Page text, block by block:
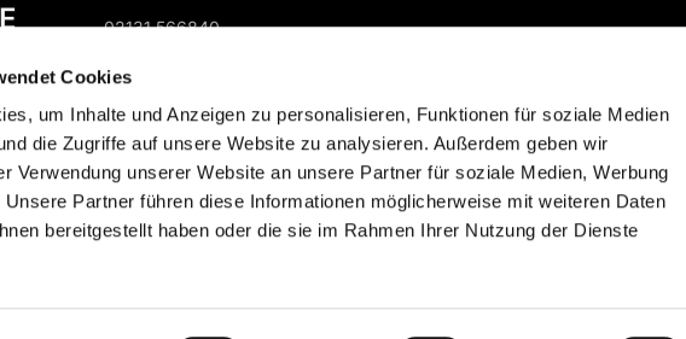
Cookies
um Inhalte und Anzeigen zu personalisieren, Funktionen für soziale Medien
die Zugriffe auf unsere Website zu analysieren. Außerdem geben wir
Verwendung unserer Website an unsere Partner für soziale Medien, Werbung
Unsere Partner führen diese Informationen möglicherweise mit weiteren Daten
bereitgestellt haben oder die sie im Rahmen Ihrer Nutzung der Dienste
02131 566840
gemeindebuero@kreuzkirche-nievenheim.de